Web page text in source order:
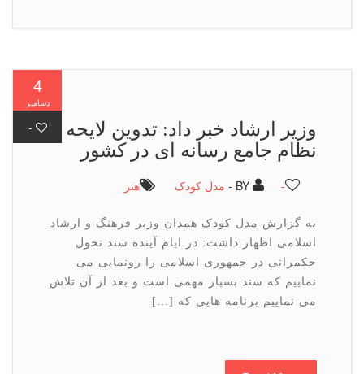
-
وزیر ارشاد خبر داد: تدوین لایحه
نظام جامع رسانه ای در کشور
BY - مدل کودک هنر
به گزارش مدل کودک همدان وزیر فرهنگ و ارشاد
اسلامی اظهار داشت: در ایام آینده سند تحول
حکمرانی در جمهوری اسلامی را رونمایی می
نماییم که سند بسیار مهمی است و بعد از آن تلاش
می نماییم برنامه هایی که […]